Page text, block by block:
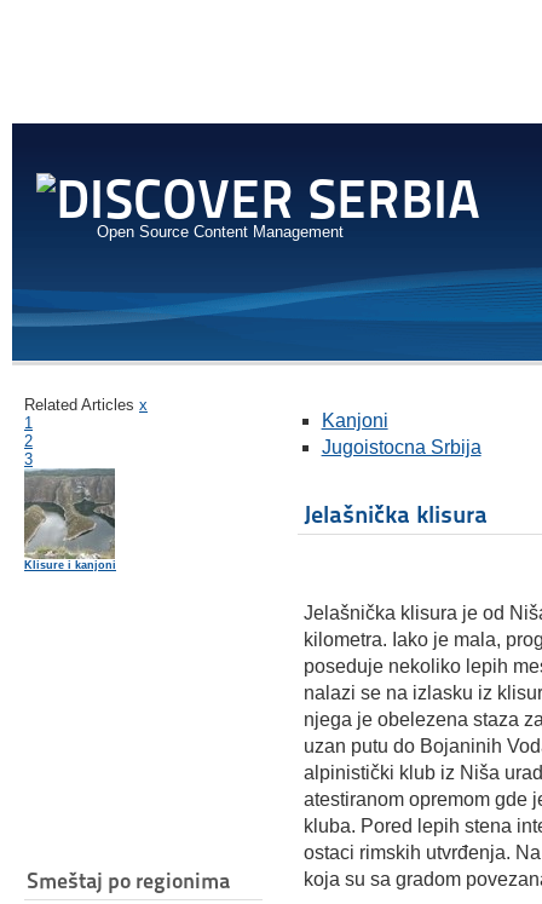
Open Source Content Management
Related Articles x
1
2
3
Klisure i kanjoni
Smeštaj po regionima
Kanjoni
Jugoistocna Srbija
Jelašnička klisura
Jelašnička klisura je od
kilometra. Iako je mala,
poseduje nekoliko lepih
nalazi se na izlasku iz
njega je obelezena staza
uzan putu do Bojaninih
alpinistički klub iz Niša
atestiranom opremom gde
kluba. Pored lepih stena
ostaci rimskih utvrđenja.
koja su sa gradom